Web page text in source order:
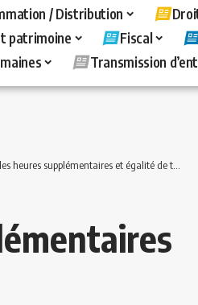
/ Distribution
patrimoine Fiscal
Transmission
heures supplémentaires et égalité de traitement.